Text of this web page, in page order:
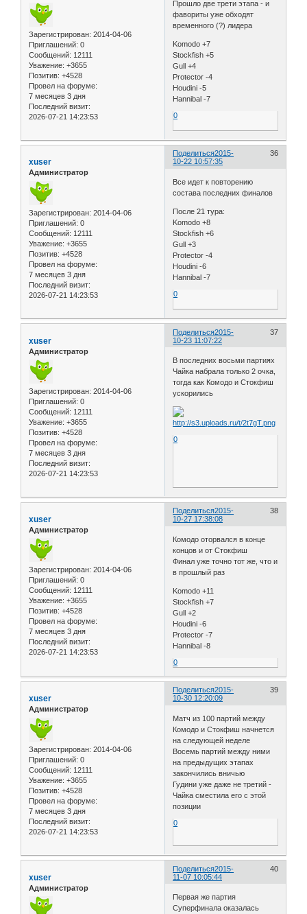
Зарегистрирован: 2014-04-06
Приглашений: 0
Сообщений: 12111
Уважение: +3655
Позитив: +4528
Провел на форуме:
7 месяцев 3 дня
Последний визит:
2026-07-21 14:23:53
Прошло две трети этапа - и
фавориты уже обходят
временного (?) лидера
Komodo +7
Stockfish +5
Gull +4
Protector -4
Houdini -5
Hannibal -7
0
Поделиться 36
2015-
10-22 10:57:35
xuser
Администратор
Зарегистрирован: 2014-04-06
Приглашений: 0
Сообщений: 12111
Уважение: +3655
Позитив: +4528
Провел на форуме:
7 месяцев 3 дня
Последний визит:
2026-07-21 14:23:53
Все идет к повторению
состава последних финалов
После 21 тура:
Komodo +8
Stockfish +6
Gull +3
Protector -4
Houdini -6
Hannibal -7
0
Поделиться 37
2015-
10-23 11:07:22
xuser
Администратор
Зарегистрирован: 2014-04-06
Приглашений: 0
Сообщений: 12111
Уважение: +3655
Позитив: +4528
Провел на форуме:
7 месяцев 3 дня
Последний визит:
2026-07-21 14:23:53
В последних восьми партиях
Чайка набрала только 2 очка,
тогда как Комодо и Стокфиш
ускорились
0
Поделиться 38
2015-
10-27 17:38:08
xuser
Администратор
Зарегистрирован: 2014-04-06
Приглашений: 0
Сообщений: 12111
Уважение: +3655
Позитив: +4528
Провел на форуме:
7 месяцев 3 дня
Последний визит:
2026-07-21 14:23:53
Комодо оторвался в конце
концов и от Стокфиш
Финал уже точно тот же, что и
в прошлый раз
Komodo +11
Stockfish +7
Gull +2
Houdini -6
Protector -7
Hannibal -8
0
Поделиться 39
2015-
10-30 12:20:09
xuser
Администратор
Зарегистрирован: 2014-04-06
Приглашений: 0
Сообщений: 12111
Уважение: +3655
Позитив: +4528
Провел на форуме:
7 месяцев 3 дня
Последний визит:
2026-07-21 14:23:53
Матч из 100 партий между
Комодо и Стокфиш начнется
на следующей неделе
Восемь партий между ними
на предыдущих этапах
закончились вничью
Гудини уже даже не третий -
Чайка сместила его с этой
позиции
0
Поделиться 40
2015-
11-07 10:05:44
xuser
Администратор
Первая же партия
Суперфинала оказалась